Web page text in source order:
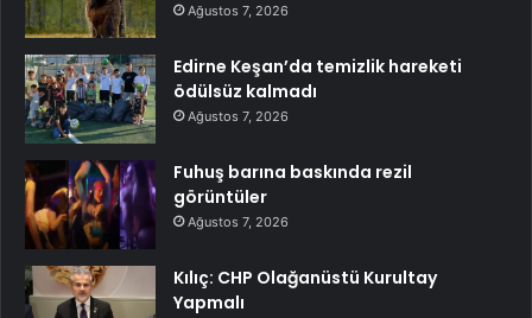
Ağustos 7, 2026
Edirne Keşan’da temizlik hareketi
ödülsüz kalmadı
Ağustos 7, 2026
Fuhuş barına baskında rezil
görüntüler
Ağustos 7, 2026
Kılıç: CHP Olağanüstü Kurultay
Yapmalı